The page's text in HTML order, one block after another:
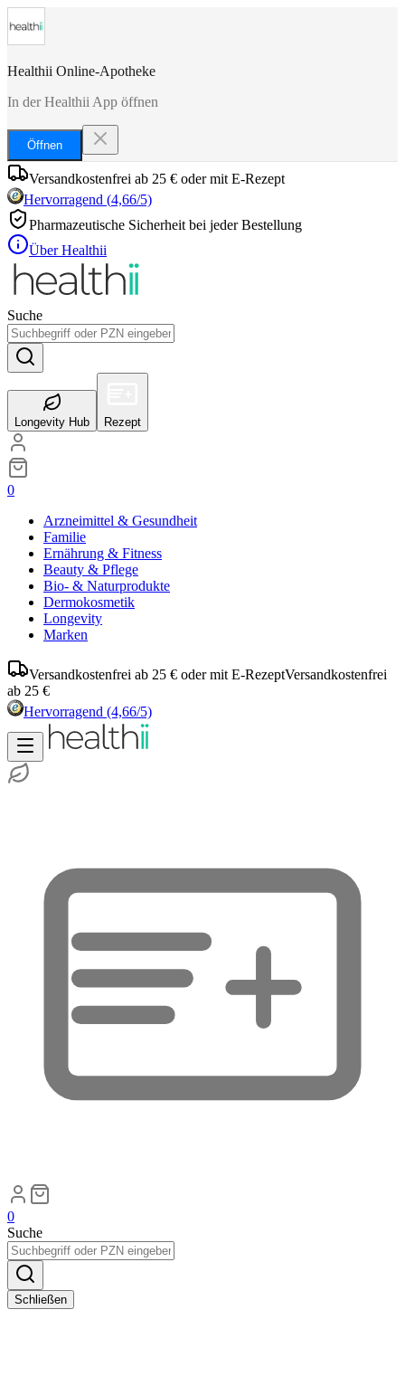
Healthii Online-Apotheke
In der Healthii App öffnen
Öffnen
Versandkostenfrei ab 25 € oder mit E-Rezept
Hervorragend (4,66/5)
Pharmazeutische Sicherheit bei jeder Bestellung
Über Healthii
Suche
Longevity Hub Rezept
0
Arzneimittel & Gesundheit
Familie
Ernährung & Fitness
Beauty & Pflege
Bio- & Naturprodukte
Dermokosmetik
Longevity
Marken
Versandkostenfrei ab 25 € oder mit E-RezeptVersandkostenfrei
ab 25 €
Hervorragend (4,66/5)
0
Suche
Schließen